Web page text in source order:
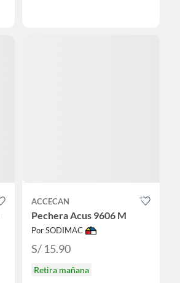
ACCECAN
Pechera Acus 9606 M
Por SODIMAC
S/ 15.90
Retira mañana